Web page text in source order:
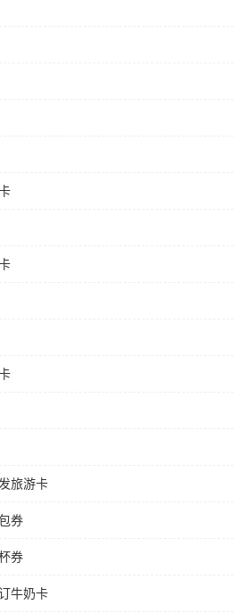
旅游卡
券
券
牛奶卡